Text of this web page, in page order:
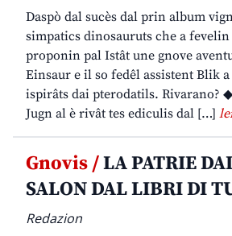
Daspò dal sucès dal prin album
simpatics dinosauruts che a
proponin pal Istât une gnove
Einsaur e il so fedêl assistent Blik
ispirâts dai pterodatils. Rivarano?
Jugn al è rivât tes ediculis dal […]
Gnovis /LA PATRIE
SALON DAL LIBRI DI
Redazion